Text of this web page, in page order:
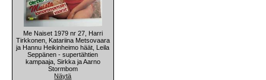
Me Naiset 1979 nr 27, Harri
Tirkkonen, Katariina Metsovaara
ja Hannu Heikinheimo häät, Leila
Seppänen - supertähtien
kampaaja, Sirkka ja Aarno
Stormbom
Näytä